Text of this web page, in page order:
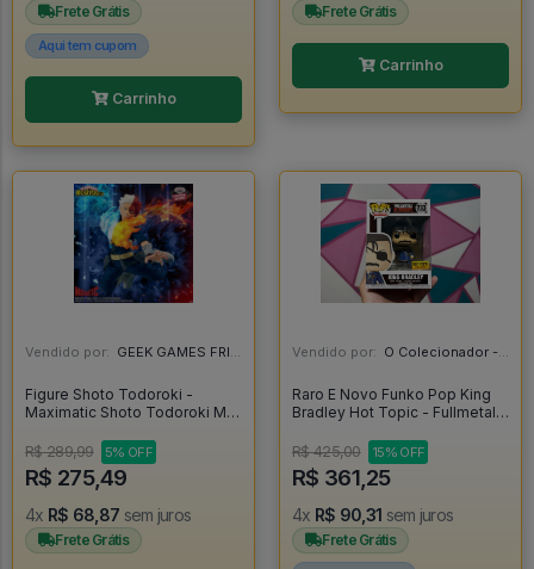
Frete Grátis
Aqui tem cupom
Carrinho
Frete Grátis
Carrinho
Vendido por: GEEK GAMES FRIEND - RJ
Figure Shoto Todoroki -
Maximatic Shoto Todoroki My
Academia
R$ 289,99 5% OFF
R$ 275,49
4x R$ 68,87 sem juros
Frete Grátis
Vendido por: O Colecionador - SP
Raro E Novo Funko Pop King
Bradley Hot Topic - Fullmetal
R$ 425,00
15% OFF
R$ 361,25
4x R$ 90,31 sem juros
Frete Grátis